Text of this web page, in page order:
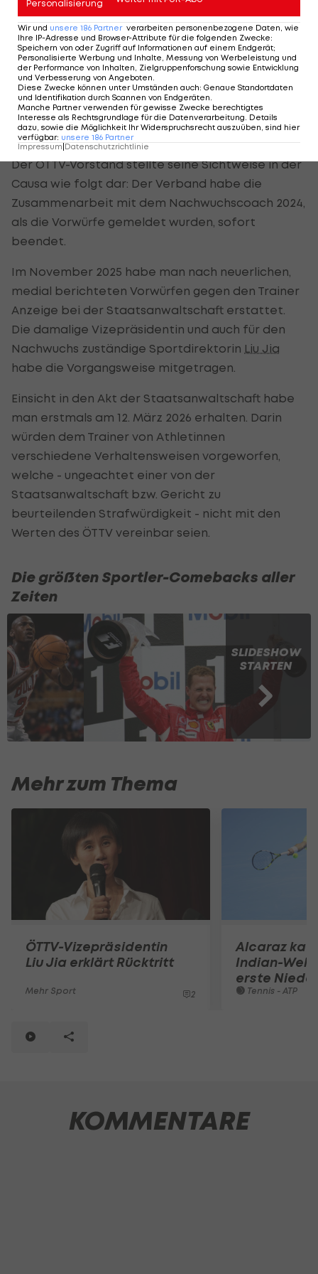
Ausschuss eingesetzt, über dessen Ergebnisse
werde man transparent berichten. Die nächste
Vorstandssitzung sei für Mittwoch angesetzt
worden.
Verbandsspitze will transparent über
Aufklärungsschritte informieren
Der ÖTTV-Vorstand stellte seine Sichtweise in der
Causa wie folgt dar: Der Verband habe die
Zusammenarbeit mit dem Nachwuchscoach 2024,
als die Vorwürfe gemeldet wurden, sofort
beendet.
Im November 2025 habe man nach neuerlichen,
medial berichteten Vorwürfen gegen den Trainer
Anzeige bei der Staatsanwaltschaft erstattet.
Die damalige Vizepräsidentin und auch für den
Nachwuchs zuständige Sportdirektorin Liu Jia
habe die Vorgangsweise mitgetragen.
Einsicht in den Akt der Staatsanwaltschaft habe
man erstmals am 12. März 2026 erhalten. Darin
würden dem Trainer von Athletinnen
verschiedene Verhaltensweisen vorgeworfen,
welche - ungeachtet einer von der
Staatsanwaltschaft bzw. Gericht zu
beurteilenden Strafwürdigkeit - nicht mit den
Werten des ÖTTV vereinbar seien.
Die größten Sportler-Comebacks aller
Zeiten
SLIDESHOW
STARTEN
Mehr zum Thema
ÖTTV-Vizepräsidentin
Liu Jia erklärt Rücktritt
Mehr Sport 2
Alcaraz
Indian-
erste
Tennis - ATP
KOMMENTARE
Personalisierung
Wir und unsere 186 Partner verarbeiten personenbezogene Daten, wie
Ihre IP-Adresse und Browser-Attribute für die folgenden Zwecke:
Speichern von oder Zugriff auf Informationen auf einem Endgerät;
Personalisierte Werbung und Inhalte, Messung von Werbeleistung und
der Performance von Inhalten, Zielgruppenforschung sowie Entwicklung
und Verbesserung von Angeboten
Diese Zwecke können unter Umständen auch: Genaue Standortdaten
und Identifikation durch Scannen von Endgeräten
Manche Partner verwenden für gewisse Zwecke berechtigtes
Interesse als Rechtsgrundlage für die Datenverarbeitung. Details
dazu, sowie die Möglichkeit Ihr Widerspruchsrecht auszuüben, sind hier
verfügbar: unsere 186 Partner
Impressum|Datenschutzrichtlinie